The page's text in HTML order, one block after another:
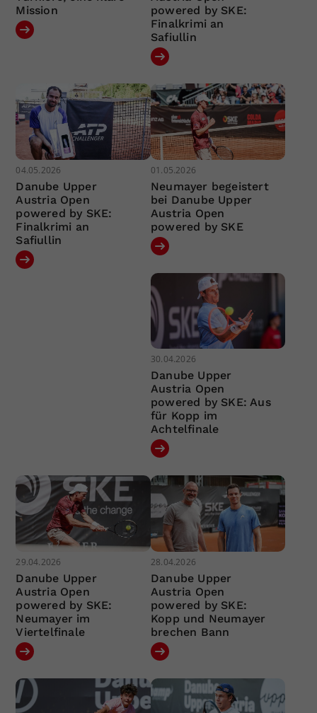
Mission
powered by SKE:
Finalkrimi an
Safiullin
04.05.2026
Danube Upper
Austria Open
powered by SKE:
Finalkrimi an
Safiullin
01.05.2026
Neumayer begeistert
bei Danube Upper
Austria Open
powered by SKE
30.04.2026
Danube Upper
Austria Open
powered by SKE: Aus
für Kopp im
Achtelfinale
29.04.2026
Danube Upper
Austria Open
powered by SKE:
Neumayer im
Viertelfinale
28.04.2026
Danube Upper
Austria Open
powered by SKE:
Kopp und Neumayer
brechen Bann